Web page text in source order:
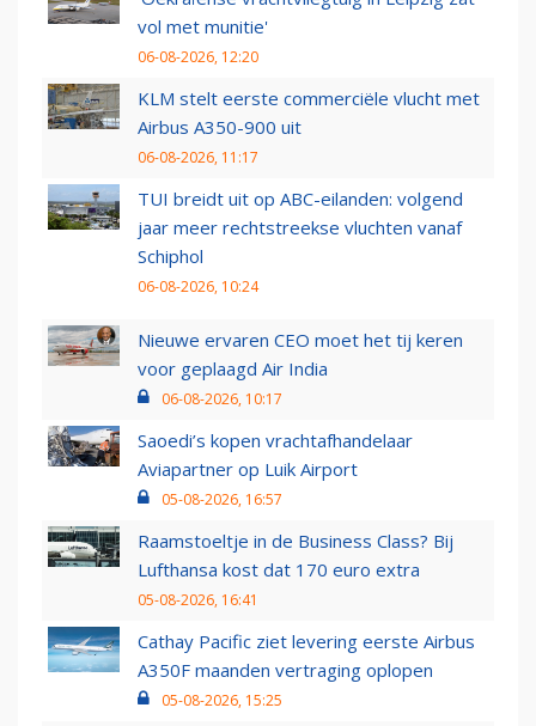
vol met munitie'
06-08-2026, 12:20
KLM stelt eerste commerciële vlucht met
Airbus A350-900 uit
06-08-2026, 11:17
TUI breidt uit op ABC-eilanden: volgend
jaar meer rechtstreekse vluchten vanaf
Schiphol
06-08-2026, 10:24
Nieuwe ervaren CEO moet het tij keren
voor geplaagd Air India
06-08-2026, 10:17
Saoedi’s kopen vrachtafhandelaar
Aviapartner op Luik Airport
05-08-2026, 16:57
Raamstoeltje in de Business Class? Bij
Lufthansa kost dat 170 euro extra
05-08-2026, 16:41
Cathay Pacific ziet levering eerste Airbus
A350F maanden vertraging oplopen
05-08-2026, 15:25